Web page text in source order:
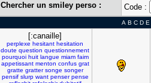
Chercher un smiley perso : Code :
A B C D E
[:canaille]
perplexe hesitant hesitation
doute question questionnement
pourquoi huit langue miam faim
appetissant menton confus grat
gratte gratter songe songer
pensif slurp want penser pense